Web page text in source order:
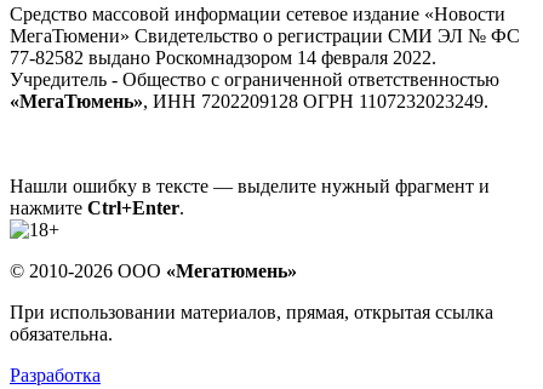
Средство массовой информации сетевое издание «Новости
МегаТюмени» Свидетельство о регистрации СМИ ЭЛ № ФС
77-82582 выдано Роскомнадзором 14 февраля 2022.
Учредитель - Общество с ограниченной ответственностью
«МегаТюмень», ИНН 7202209128 ОГРН 1107232023249.
Нашли ошибку в тексте — выделите нужный фрагмент и
нажмите Ctrl+Enter.
© 2010-2026 ООО «Мегатюмень»
При использовании материалов, прямая, открытая ссылка
обязательна.
Разработка